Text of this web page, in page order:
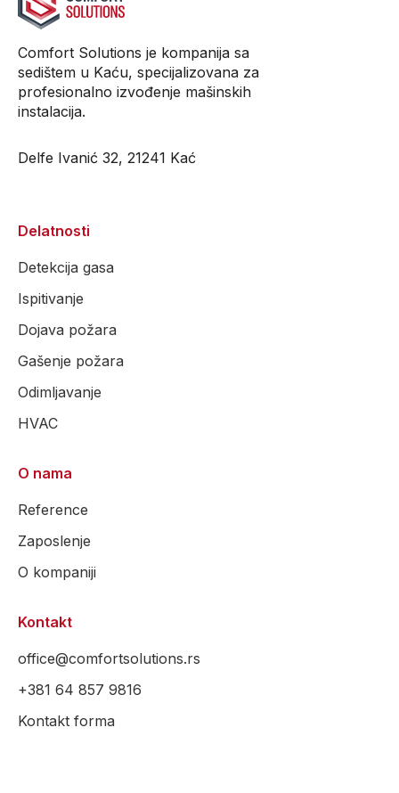
Comfort Solutions je kompanija sa
sedištem u Kaću, specijalizovana za
profesionalno izvođenje mašinskih
instalacija.
Delfe Ivanić 32, 21241 Kać
Delatnosti
Detekcija gasa
Ispitivanje
Dojava požara
Gašenje požara
Odimljavanje
HVAC
O nama
Reference
Zaposlenje
O kompaniji
Kontakt
office@comfortsolutions.rs
+381 64 857 9816
Kontakt forma